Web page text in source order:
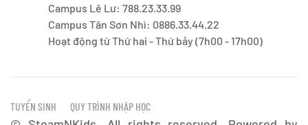
Campus Lê Lư: 788.23.33.99
Campus Tân Sơn Nhì: 0886.33.44.22
Hoạt động từ Thứ hai - Thứ bảy (7h00 - 17h00)
TUYỂN SINH QUY TRÌNH NHẬP HỌC